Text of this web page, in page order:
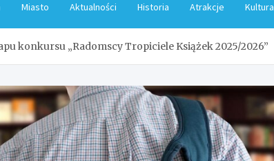
Miasto Aktualności Historia Atrakcje Kultura
konkursu „Radomscy Tropiciele Książek 2025/2026”